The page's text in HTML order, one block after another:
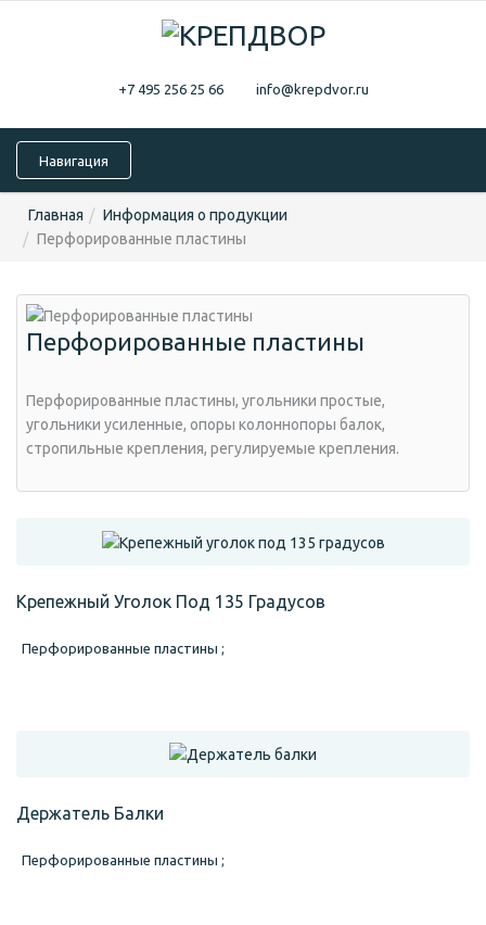
+7 495 256 25 66 info@krepdvor.ru
Навигация
Главная
Информация о продукции
Перфорированные пластины
Перфорированные пластины
Перфорированные пластины, угольники простые,
угольники усиленные, опоры колоннопоры балок,
стропильные крепления, регулируемые крепления.
Крепежный Уголок Под 135 Градусов
Перфорированные пластины ;
Держатель Балки
Перфорированные пластины ;